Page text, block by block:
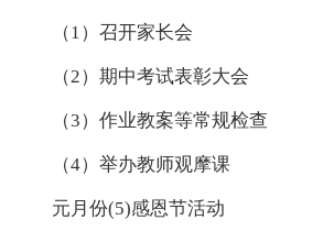
（1）召开家长会
（2）期中考试表彰大会
（3）作业教案等常规检查
（4）举办教师观摩课
元月份(5)感恩节活动